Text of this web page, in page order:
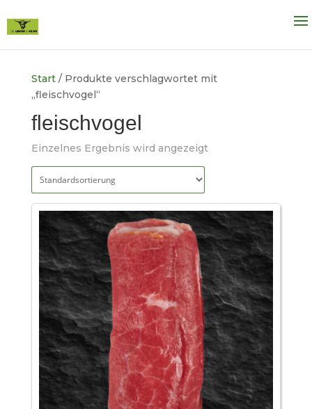
Start/ Produkte verschlagwortet mit
„fleischvogel“
fleischvogel
Einzelnes Ergebnis wird angezeigt